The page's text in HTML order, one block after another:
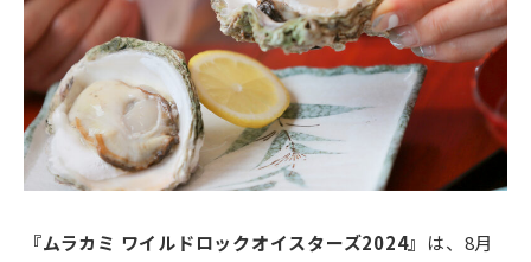
『ムラカミ ワイルドロックオイスターズ2024』 は、8月